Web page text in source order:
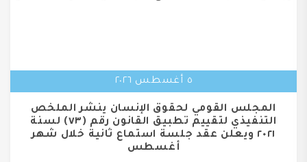
٥ أغسطس ٢٠٢٦
المجلس القومي لحقوق الإنسان ينشر الملخص
التنفيذي لتقييم تطبيق القانون رقم (٧٣) لسنة
٢٠٢١ ويعلن عقد جلسة استماع ثانية خلال شهر
أغسطس